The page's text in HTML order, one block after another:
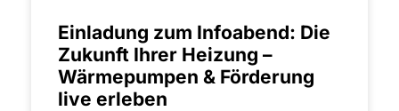
Einladung zum Infoabend: Die
Zukunft Ihrer Heizung –
Wärmepumpen & Förderung
live erleben